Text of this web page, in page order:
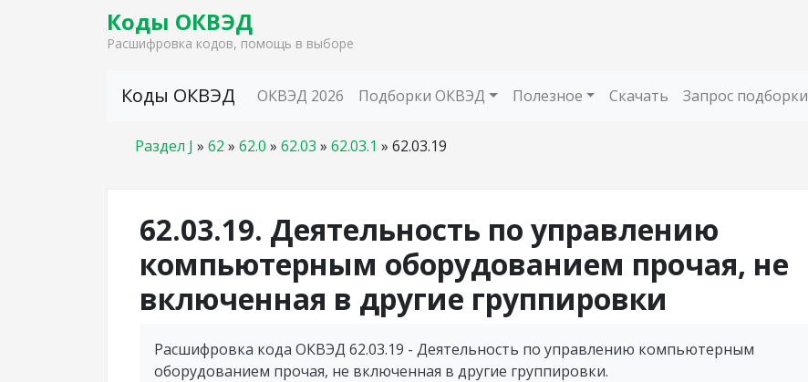
Коды ОКВЭД
Расшифровка кодов, помощь в выборе
Коды ОКВЭД ОКВЭД 2026 Подборки ОКВЭД Полезное Скачать Запрос подборки
Раздел J » 62 » 62.0 » 62.03 » 62.03.1 » 62.03.19
62.03.19. Деятельность по управлению
компьютерным оборудованием прочая, не
включенная в другие группировки
Расшифровка кода ОКВЭД 62.03.19 - Деятельность по управлению компьютерным
оборудованием прочая, не включенная в другие группировки.